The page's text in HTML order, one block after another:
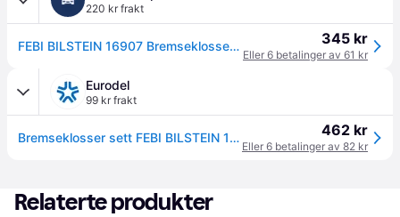
220 kr frakt
FEBI BILSTEIN 16907 Bremseklosser framaksel, med klemmer 345 kr
Eller 6 betalinger av 61 kr
Eurodel
99 kr frakt
Bremseklosser sett FEBI BILSTEIN 16907 462 kr
Eller 6 betalinger av 82 kr
Relaterte produkter